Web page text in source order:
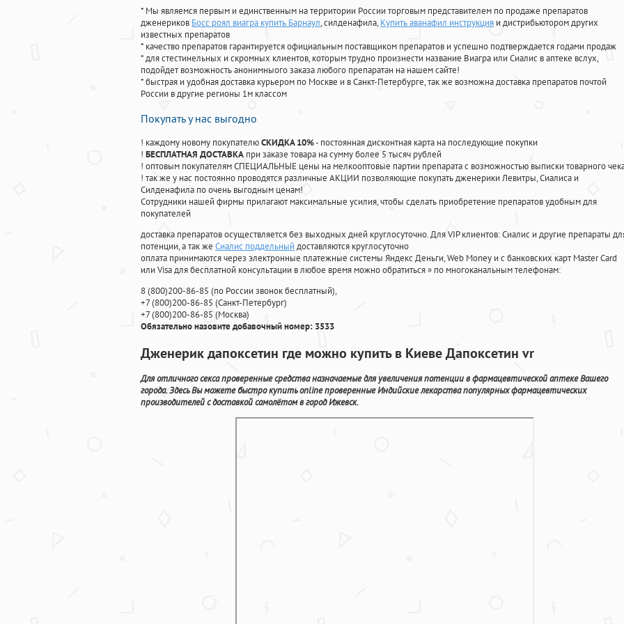
* Мы являемся первым и единственным на территории России торговым представителем по продаже препаратов
дженериков Босс роял виагра купить Барнаул, силденафила, Купить аванафил инструкция и дистрибьютором других
известных препаратов
* качество препаратов гарантируется официальным поставщиком препаратов и успешно подтверждается годами продаж
* для стестинельных и скромных клиентов, которым трудно произнести название Виагра или Сиалис в аптеке вслух,
подойдет возможность анонимныого заказа любого препаратан на нашем сайте!
* быстрая и удобная доставка курьером по Москве и в Санкт-Петербурге, так же возможна доставка препаратов почтой
России в другие регионы 1м классом
Покупать у нас выгодно
! каждому новому покупателюСКИДКА 10%- постоянная дисконтная карта на последующие покупки
! БЕСПЛАТНАЯ ДОСТАВКА при заказе товара на сумму более 5 тысяч рублей
! оптовым покупателям СПЕЦИАЛЬНЫЕ цены на мелкооптовые партии препарата с возможностью выписки товарного
! так же у нас постоянно проводятся различные АКЦИИ позволяющие покупать дженерики Левитры, Сиалиса и
Силденафила по очень выгодным ценам!
Cотрудники нашей фирмы прилагают максимальные усилия, чтобы сделать приобретение препаратов удобным для
покупателей
доставка препаратов осуществляется без выходных дней круглосуточно. Для VIP клиентов: Сиалис и другие препараты
потенции, а так же Сиалис поддельный доставляются круглосуточно
оплата принимаются через электронные платежные системы Яндекс Деньги, Web Money и с банковских карт Master Card
или Visa для бесплатной консультации в любое время можно обратиться» по многоканальным телефонам:
8(800)200-86-85 (по России звонок бесплатный),
+7(800)200-86-85 (Санкт-Петербург)
+7(800)200-86-85 (Москва)
Обязательно назовите добавочный номер: 3533
Дженерик дапоксетин где можно купить в Киеве Дапоксетин vr
Для отличного секса проверенные средства назначаемые для увеличения потенции в фармацевтической аптеке Вашего
города. Здесь Вы можете быстро купить online проверенные Индийские лекарства популярных фармацевтических
производителей с доставкой самолётом в город Ижевск.